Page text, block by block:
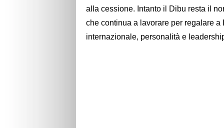
alla cessione. Intanto il Dibu resta il
che continua a lavorare per regalare
internazionale, personalità e